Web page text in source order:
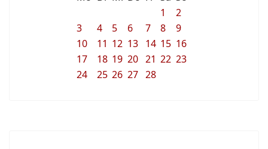
1
2
3
4 5 6 7 8
9
10
11 12 13 14 15 16
17
18 19 20 21 22 23
24
25 26 27 28